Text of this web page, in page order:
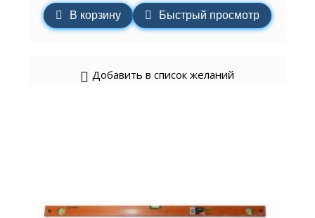
В корзину Быстрый просмотр
Добавить в список желаний